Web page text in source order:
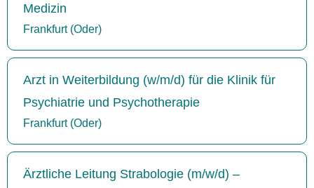
Medizin
Frankfurt (Oder)
Arzt in Weiterbildung (w/m/d) für die Klinik für
Psychiatrie und Psychotherapie
Frankfurt (Oder)
Ärztliche Leitung Strabologie (m/w/d) –